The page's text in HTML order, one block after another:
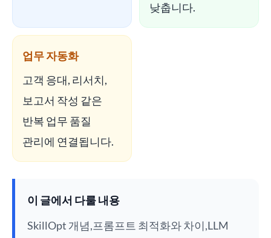
낮춥니다.
업무 자동화
고객 응대, 리서치,
보고서 작성 같은
반복 업무 품질
관리에 연결됩니다.
이 글에서 다룰 내용
SkillOpt 개념,프롬프트 최적화와 차이,LLM